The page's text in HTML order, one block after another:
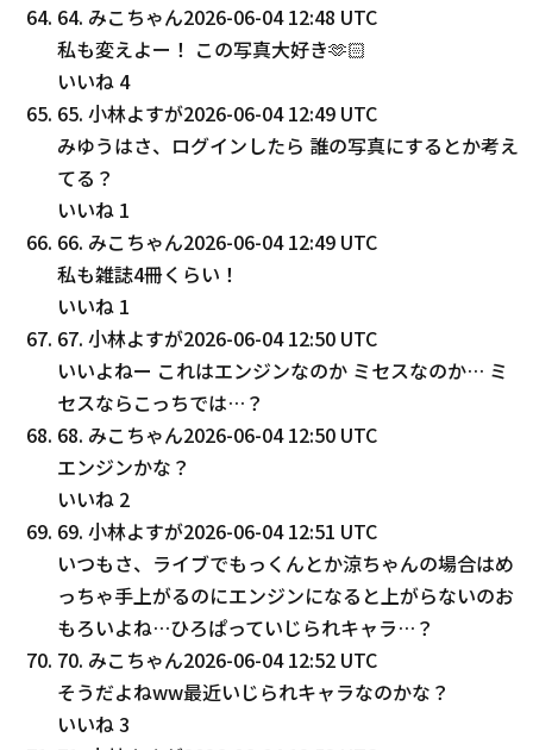
64. みこちゃん2026-06-04 12:48 UTC
私も変えよー！ この写真大好き‪‪🫶🏻︎‪
いいね 4
65. 小林よすが2026-06-04 12:49 UTC
みゆうはさ、ログインしたら 誰の写真にするとか考え
てる？
いいね 1
66. みこちゃん2026-06-04 12:49 UTC
私も雑誌4冊くらい！
いいね 1
67. 小林よすが2026-06-04 12:50 UTC
いいよねー これはエンジンなのか ミセスなのか… ミ
セスならこっちでは…？
68. みこちゃん2026-06-04 12:50 UTC
エンジンかな？
いいね 2
69. 小林よすが2026-06-04 12:51 UTC
いつもさ、ライブでもっくんとか涼ちゃんの場合はめ
っちゃ手上がるのにエンジンになると上がらないのお
もろいよね…ひろぱっていじられキャラ…？
70. みこちゃん2026-06-04 12:52 UTC
そうだよねww最近いじられキャラなのかな？
いいね3